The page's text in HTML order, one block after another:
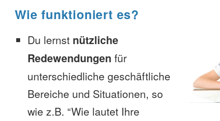
Wie funktioniert es?
Du lernst nützliche
Redewendungen für
unterschiedliche geschäftliche
Bereiche und Situationen, so
wie z.B. “Wie lautet Ihre